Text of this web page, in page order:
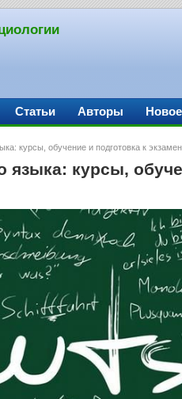
курсы, обучение и подготовка к
языка: курсы,
Статьи Авторы Новое